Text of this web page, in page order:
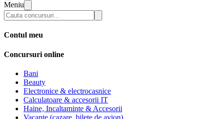
Meniu
Contul meu
Concursuri online
Bani
Beauty
Electronice & electrocasnice
Calculatoare & accesorii IT
Haine, Incaltaminte & Accesorii
Vacante (cazare, bilete de avion)